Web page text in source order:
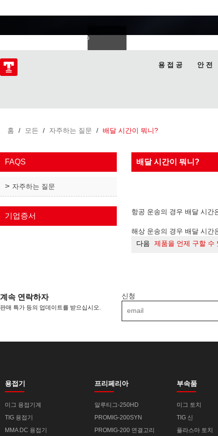
Italiano
용 접 공 안 전
홈 / 모든 / 자주하는 질문 / 배달 시간이 뭐니?
FAQS
자주하는 질문
기업증서
배달 시간이 뭐니?
항공 운송의 경우 배달 시간
해상 운송의 경우 배달 시간
다음
제품을 언제 구할 수
계속 연락하자
판매 특가 등의 업데이트를 받으십시오.
신청
용접기
미그 용접기계
TIG 용접기
MMA DC 용접기
프리페리아
알루티그-250HD
PROMIG-200SYN
PROMIG-200 연결고리
부속품
미그 토치
TIG 신
플라스마 토치